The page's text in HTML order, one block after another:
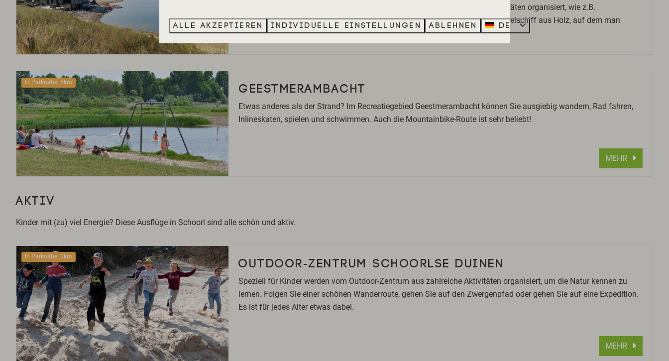
sehr kalt ist, kann man hier oft schwimmen. Es werden auch zahlreiche Aktivitäten organisiert, wie z.B.
Supboarding, Wind- und Wellensurfen. Für kleine Kinder gibt es ein großes Spielschiff aus Holz, auf dem man
klettern und herumklettern kann.
In Parknähe: 5km
GEESTMERAMBACHT
Etwas anderes als der Strand? Im Recreatiegebied Geestmerambacht können Sie ausgiebig wandern, Rad fahren,
Inlineskaten, spielen und schwimmen. Auch die Mountainbike-Route ist sehr beliebt!
MEHR
AKTIV
Kinder mit (zu) viel Energie? Diese Ausflüge in Schoorl sind alle schön und aktiv.
In Parknähe: 0km
OUTDOOR-ZENTRUM SCHOORLSE DUINEN
Speziell für Kinder werden vom Outdoor-Zentrum aus zahlreiche Aktivitäten organisiert, um die Natur kennen zu
lernen. Folgen Sie einer schönen Wanderroute, gehen Sie auf den Zwergenpfad oder gehen Sie auf eine Expedition.
Es ist für jedes Alter etwas dabei.
MEHR
Alle akzeptieren Individuelle Einstellungen Ablehnen DE